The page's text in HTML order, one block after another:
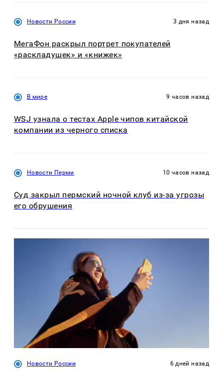
Новости России 3 дня назад
МегаФон раскрыл портрет покупателей
«раскладушек» и «книжек»
В мире 9 часов назад
WSJ узнала о тестах Apple чипов китайской
компании из черного списка
Новости Перми 10 часов назад
Суд закрыл пермский ночной клуб из-за угрозы
его обрушения
Новости России 6 дней назад